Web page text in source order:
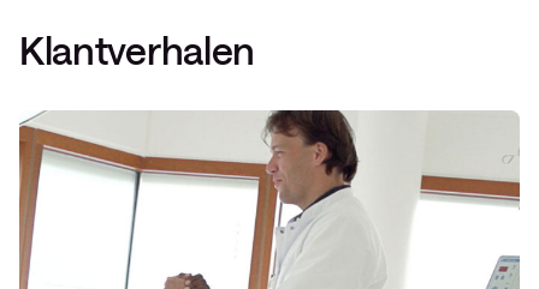
Klantverhalen